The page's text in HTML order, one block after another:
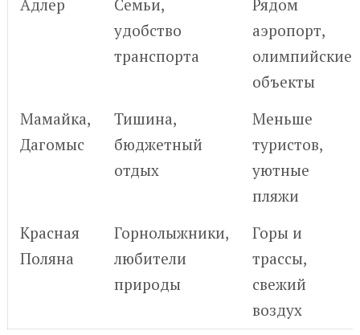
Адлер
Семьи,
удобство
транспорта
Рядом
аэропорт,
олимпийские
объекты
Мамайка,
Дагомыс
Тишина,
бюджетный
отдых
Меньше
туристов,
уютные
пляжи
Красная
Поляна
Горнолыжники,
любители
природы
Горы и
трассы,
свежий
воздух